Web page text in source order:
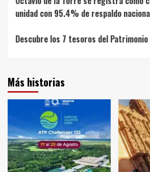
Navigation
unidad con 95.4% de respaldo
Descubre los 7 tesoros del
Más historias